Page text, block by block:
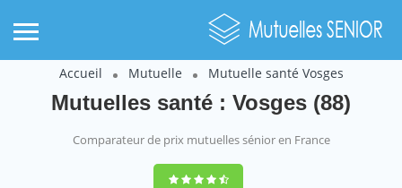
Accueil Mutuelle Mutuelle santé Vosges
Mutuelles santé : Vosges (88)
Comparateur de prix mutuelles sénior en France